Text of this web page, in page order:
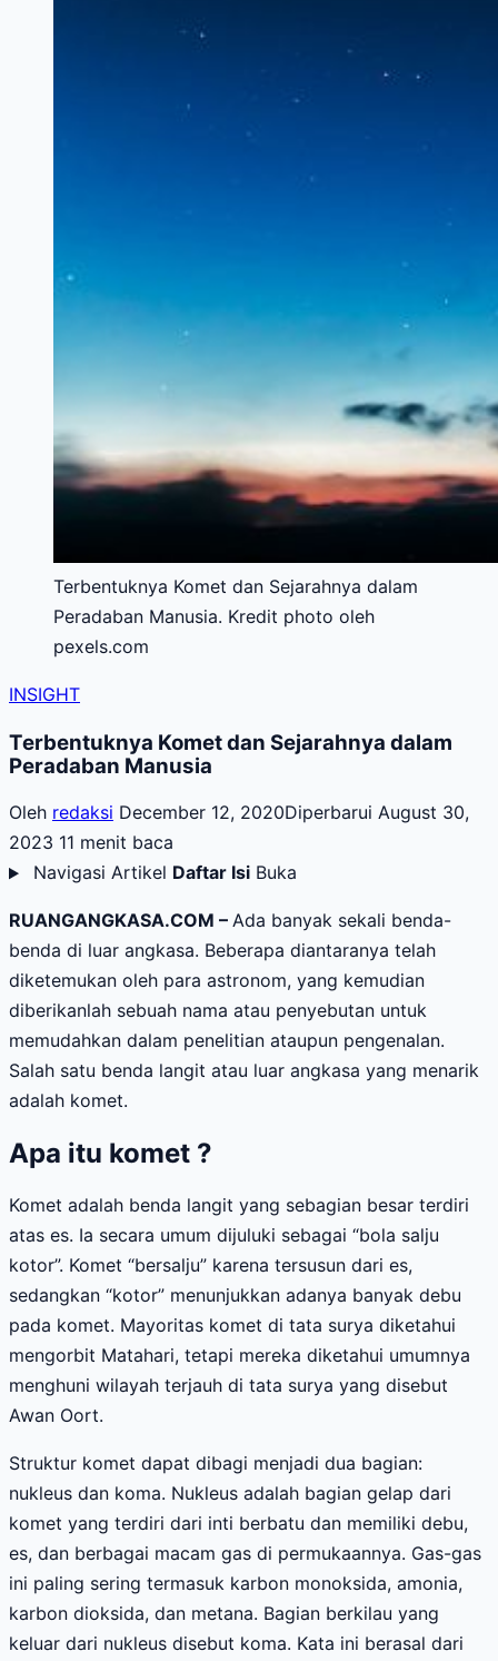
Terbentuknya Komet dan Sejarahnya dalam
Peradaban Manusia. Kredit photo oleh
pexels.com
INSIGHT
Terbentuknya Komet dan Sejarahnya dalam
Peradaban Manusia
Oleh redaksi December 12, 2020Diperbarui August 30,
2023 11 menit baca
Navigasi Artikel Daftar Isi Buka
RUANGANGKASA.COM – Ada banyak sekali benda-
benda di luar angkasa. Beberapa diantaranya telah
diketemukan oleh para astronom, yang kemudian
diberikanlah sebuah nama atau penyebutan untuk
memudahkan dalam penelitian ataupun pengenalan.
Salah satu benda langit atau luar angkasa yang menarik
adalah komet.
Apa itu komet ?
Komet adalah benda langit yang sebagian besar terdiri
atas es. Ia secara umum dijuluki sebagai “bola salju
kotor”. Komet “bersalju” karena tersusun dari es,
sedangkan “kotor” menunjukkan adanya banyak debu
pada komet. Mayoritas komet di tata surya diketahui
mengorbit Matahari, tetapi mereka diketahui umumnya
menghuni wilayah terjauh di tata surya yang disebut
Awan Oort.
Struktur komet dapat dibagi menjadi dua bagian:
nukleus dan koma. Nukleus adalah bagian gelap dari
komet yang terdiri dari inti berbatu dan memiliki debu,
es, dan berbagai macam gas di permukaannya. Gas-gas
ini paling sering termasuk karbon monoksida, amonia,
karbon dioksida, dan metana. Bagian berkilau yang
keluar dari nukleus disebut koma. Kata ini berasal dari